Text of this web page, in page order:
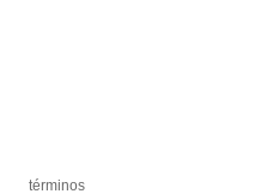
términos
términos